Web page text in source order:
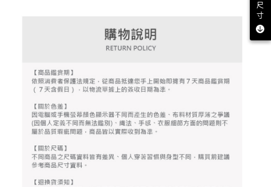
易，需依本服務之必要範圍內提供個人資料，並將交易相關給付款項請求債
權轉讓予恩沛科技股份有限公司。
２．關於個人資料處理事宜，請瀏覽以下網址：
３．未成年的使用者請事先徵得法定代理人或監護人之同意方可使用
「AFTEE先享後付」，若未經同意申辦者引起之損失，本公司不負相關責
４．使用「AFTEE先享後付」時，將依據個別帳號之用戶狀況，依本公司即
時審查核予不同之上限額度；若仍有額度不足之情形，本公司將視審查結果
請求用戶進行身份認證。
恩沛科技股份有限公司將有權停止該用戶之使用額度並採取法律行動。
離島宅配
免運費
尺
寸